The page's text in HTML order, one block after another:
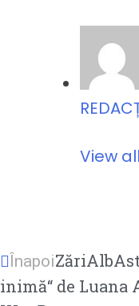
View
Înapoi
inimă“ de Luana